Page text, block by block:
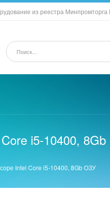
из реестра Минпромторга
Core i5-10400,
Intel Core i5-10400, 8Gb ОЗУ